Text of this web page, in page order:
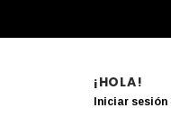
Envío a
¡HOLA!
Iniciar sesión